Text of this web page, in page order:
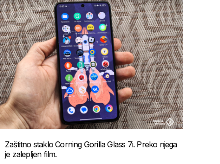
Zaštitno staklo Corning Gorilla Glass 7i. Preko njega
je zalepljen film.